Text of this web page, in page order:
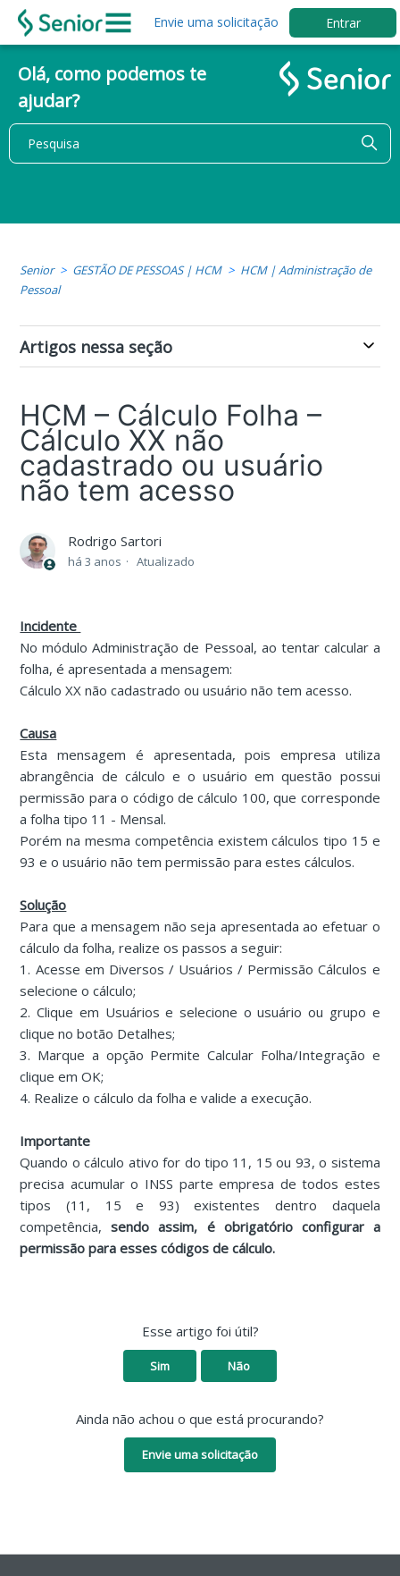
Envie uma solicitação Entrar
Olá, como podemos te
ajudar?
Senior GESTÃO DE PESSOAS | HCM
HCM | Administração de
Pessoal
Artigos nessa seção
HCM – Cálculo Folha –
Cálculo XX não
cadastrado ou usuário
não tem acesso
Rodrigo Sartori
há 3 anos Atualizado
Incidente
No módulo Administração de Pessoal, ao tentar calcular a
folha, é apresentada a mensagem:
Cálculo XX não cadastrado ou usuário não tem acesso.
Causa
Esta mensagem é apresentada, pois empresa utiliza
abrangência de cálculo e o usuário em questão possui
permissão para o código de cálculo 100, que corresponde
a folha tipo 11 - Mensal.
Porém na mesma competência existem cálculos tipo 15 e
93 e o usuário não tem permissão para estes cálculos.
Solução
Para que a mensagem não seja apresentada ao efetuar o
cálculo da folha, realize os passos a seguir:
1. Acesse em Diversos / Usuários / Permissão Cálculos e
selecione o cálculo;
2. Clique em Usuários e selecione o usuário ou grupo e
clique no botão Detalhes;
3. Marque a opção Permite Calcular Folha/Integração e
clique em OK;
4. Realize o cálculo da folha e valide a execução.
Importante
Quando o cálculo ativo for do tipo 11, 15 ou 93, o sistema
precisa acumular o INSS parte empresa de todos estes
tipos (11, 15 e 93) existentes dentro daquela
competência,sendo assim, é obrigatório configurar a
permissão para esses códigos de cálculo.
Esse artigo foi útil?
Sim Não
Ainda não achou o que está procurando?
Envie uma solicitação